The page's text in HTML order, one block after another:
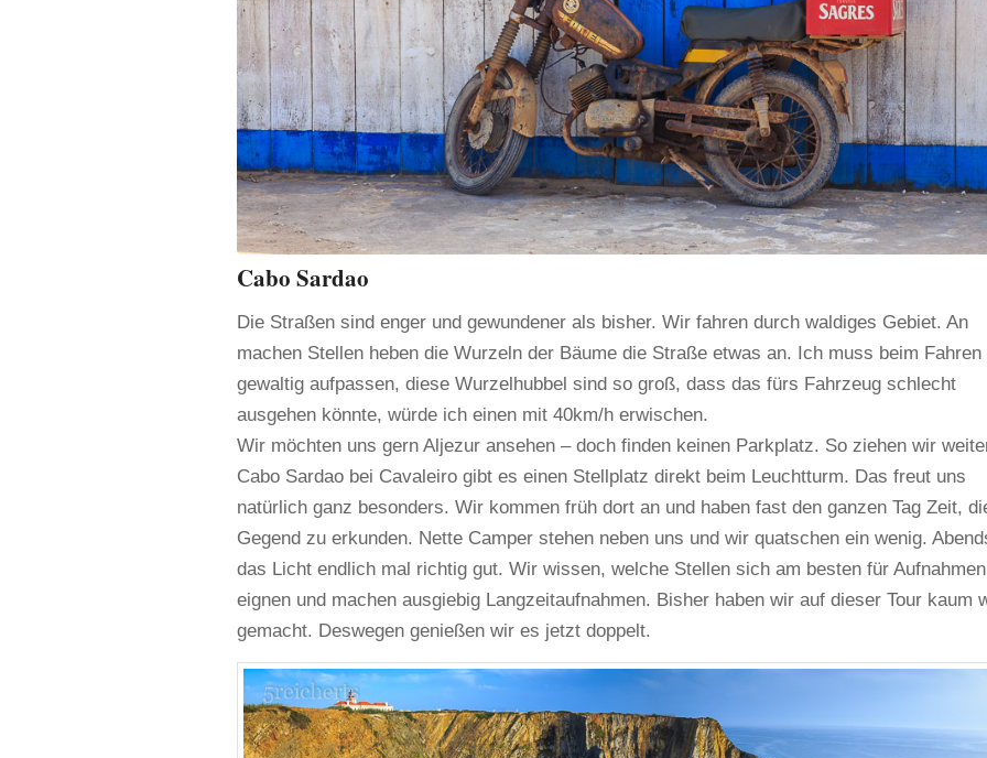
Cabo Sardao
Die Straßen sind enger und gewundener als bisher. Wir fahren durch waldiges Gebiet. An
machen Stellen heben die Wurzeln der Bäume die Straße etwas an. Ich muss beim Fahren
gewaltig aufpassen, diese Wurzelhubbel sind so groß, dass das fürs Fahrzeug schlecht
ausgehen könnte, würde ich einen mit 40km/h erwischen.
Wir möchten uns gern Aljezur ansehen – doch finden keinen Parkplatz. So ziehen wir
Cabo Sardao bei Cavaleiro gibt es einen Stellplatz direkt beim Leuchtturm. Das freut uns
natürlich ganz besonders. Wir kommen früh dort an und haben fast den ganzen Tag Zeit,
Gegend zu erkunden. Nette Camper stehen neben uns und wir quatschen ein wenig.
das Licht endlich mal richtig gut. Wir wissen, welche Stellen sich am besten für Aufnahmen
eignen und machen ausgiebig Langzeitaufnahmen. Bisher haben wir auf dieser Tour kaum
gemacht. Deswegen genießen wir es jetzt doppelt.